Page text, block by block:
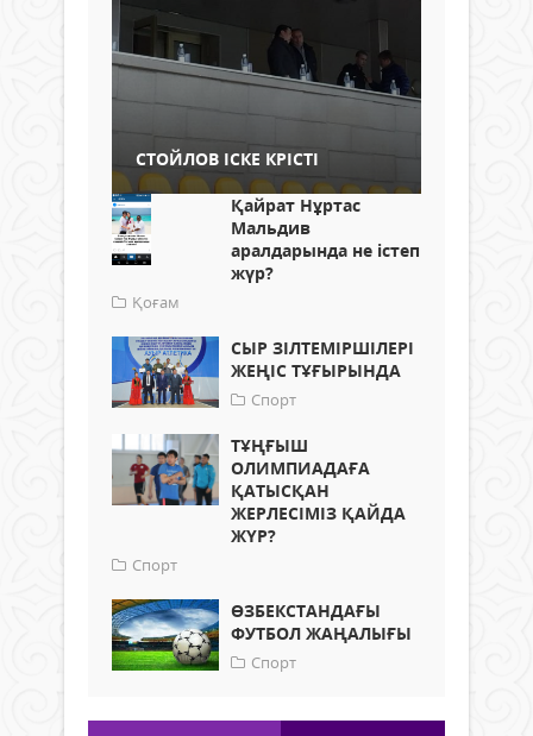
СТОЙЛОВ ІСКЕ КРІСТІ
Қайрат Нұртас
Мальдив
аралдарында не істеп
жүр?
Қоғам
СЫР ЗІЛТЕМІРШІЛЕРІ
ЖЕҢІС ТҰҒЫРЫНДА
Спорт
ТҰҢҒЫШ
ОЛИМПИАДАҒА
ҚАТЫСҚАН
ЖЕРЛЕСІМІЗ ҚАЙДА
ЖҮР?
Спорт
ӨЗБЕКСТАНДАҒЫ
ФУТБОЛ ЖАҢАЛЫҒЫ
Спорт